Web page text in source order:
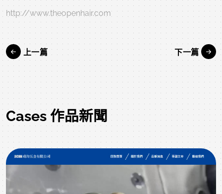
http://www.theopenhair.com
上一篇 下一篇
Cases 作品新聞